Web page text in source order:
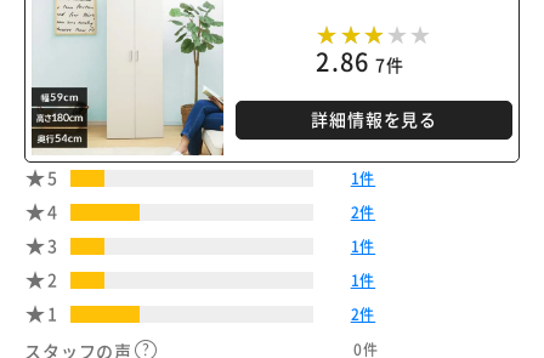
2.86 7件
詳細情報を見る
5 1件
4 2件
3 1件
2 1件
1 2件
スタッフの声 0件